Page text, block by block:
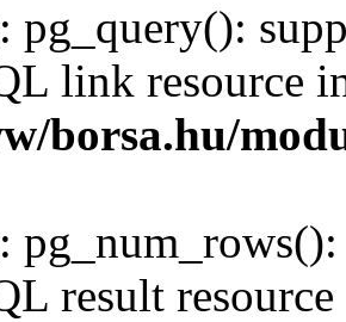
: pg_query():
link resource
borsa.hu/
:
result